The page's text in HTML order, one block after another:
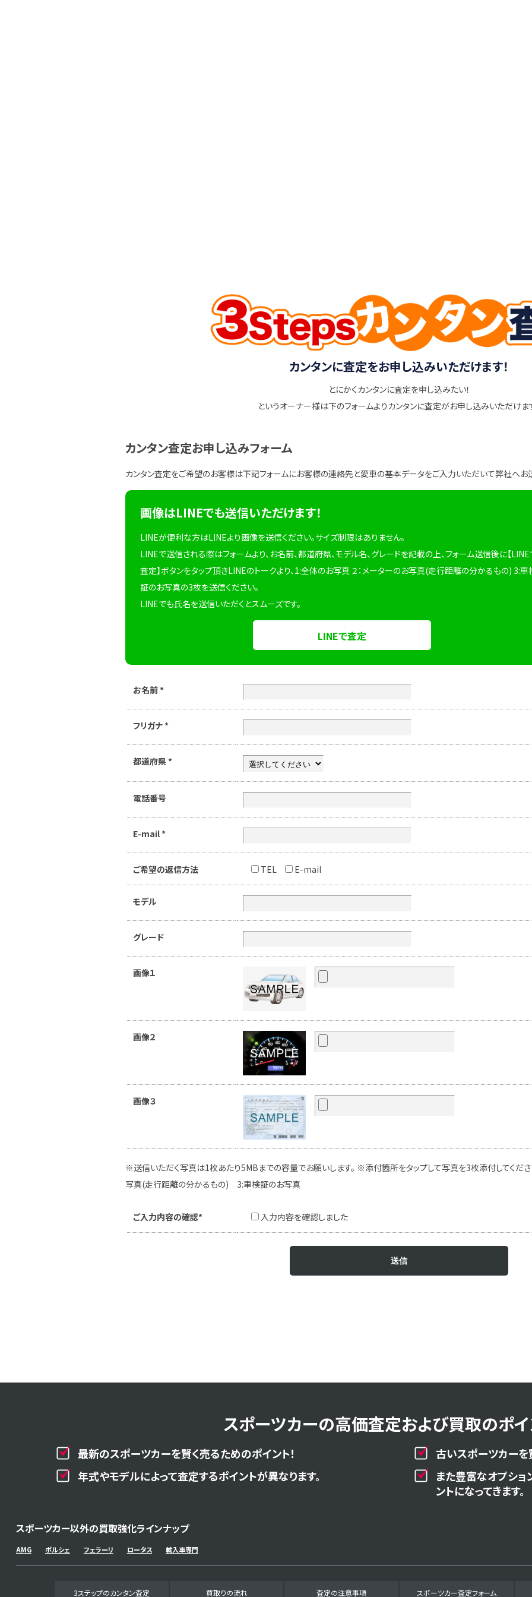
カンタンに査定をお申し込みいただけます！
とにかくカンタンに査定を申し込みたい！
というオーナー様は下のフォームよりカンタンに査定がお申し込みいただけま
カンタン査定お申し込みフォーム
カンタン査定をご希望のお客様は下記フォームにお客様の連絡先と愛車の基本データをご入力いただいて弊社へお
画像はLINEでも送信いただけます！
LINEが便利な方はLINEより画像を送信ください。サイズ制限はありません。
LINEで送信される際はフォームより、お名前、都道府県、モデル名、グレードを記載の上、フォーム送信後に【LINE
査定】ボタンをタップ頂きLINEのトークより、1:全体のお写真 ２：メーターのお写真(走行距離の分かるもの) 3:車
証のお写真の3枚を送信ください。
LINEでも氏名を送信いただくとスムーズです。
LINEで査定
お名前 *
フリガナ *
都道府県 *
電話番号
E-mail *
ご希望の返信方法 TEL E-mail
モデル
グレード
画像１
画像２
画像３
※送信いただく写真は1枚あたり5MBまでの容量でお願いします。 ※添付箇所をタップして写真を3枚添付してくだ
写真(走行距離の分かるもの) 3:車検証のお写真
ご入力内容の確認* 入力内容を確認しました
スポーツカーの高価査定および買取のポイ
最新のスポーツカーを賢く売るためのポイント！
古いスポーツカーを
年式やモデルによって査定するポイントが異なります。
また豊富なオプシ
ントになってきます。
スポーツカー以外の買取強化ラインナップ
AMG ポルシェ フェラーリ ロータス 輸入車専門
3ステップのカンタン査定 買取りの流れ 査定の注意事項 スポーツカー査定フォーム